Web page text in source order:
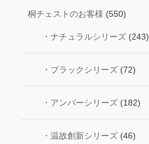
桐チェストのお客様 (550)
・ナチュラルシリーズ (243)
・ブラックシリーズ (72)
・アンバーシリーズ (182)
・温故創新シリーズ (46)